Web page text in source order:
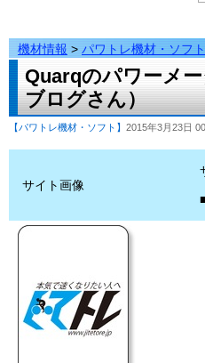
機材情報 > パワトレ機材・ソフト
Quarqのパワーメ
ブログさん）
【パワトレ機材・ソフト】 2015年3月23日
サイト画像